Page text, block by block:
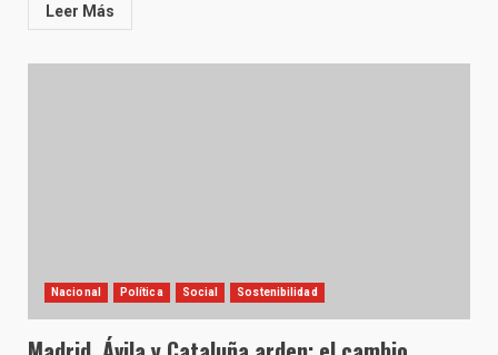
Leer Más
Nacional Política Social Sostenibilidad